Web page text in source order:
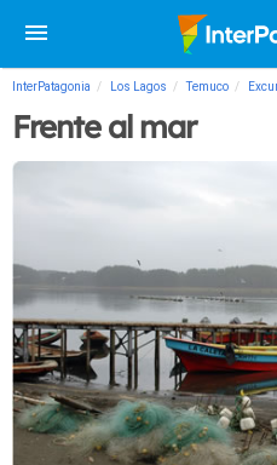
InterPatagonia Los Lagos Temuco
Frente al mar